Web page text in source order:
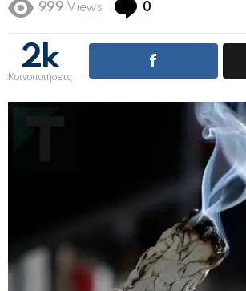
999 Views 0
2k
Κοινοποιήσεις